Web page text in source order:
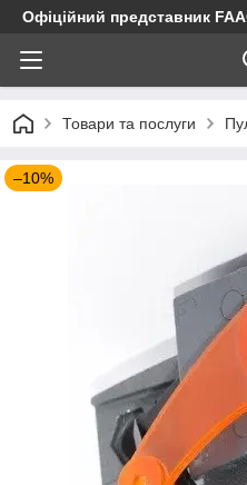
Офіційний представник
Товари та послуги
–10%